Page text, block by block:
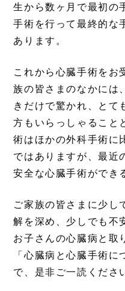
生から数ヶ月で最初の
手術を行って最終的な
あります。
これから心臓手術をお
族の皆さまのなかには
きだけで驚かれ、とて
方もいらっしゃること
術はほかの外科手術に
ではありますが、最近
安全な心臓手術ができ
ご家族の皆さまに少し
解を深め、少しでも不
お子さんの心臓病と取
「心臓病と心臓手術
で、是非ご一読くださ